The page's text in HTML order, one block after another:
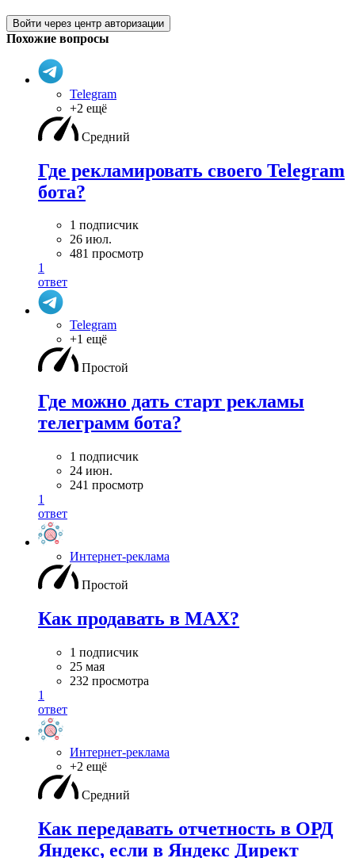
Войти через центр авторизации
Похожие вопросы
Telegram
+2 ещё
Средний
Где рекламировать своего Telegram
бота?
1 подписчик
26 июл.
481 просмотр
1
ответ
Telegram
+1 ещё
Простой
Где можно дать старт рекламы
телеграмм бота?
1 подписчик
24 июн.
241 просмотр
1
ответ
Интернет-реклама
Простой
Как продавать в MAX?
1 подписчик
25 мая
232 просмотра
1
ответ
Интернет-реклама
+2 ещё
Средний
Как передавать отчетность в ОРД
Яндекс, если в Яндекс Директ